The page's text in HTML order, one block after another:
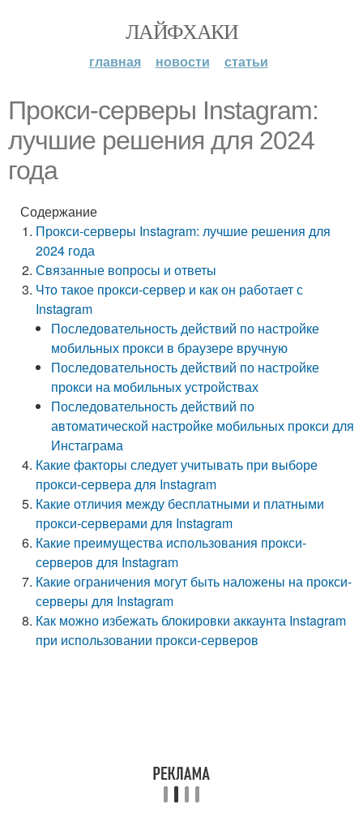
ЛАЙФХАКИ
главная новости статьи
Прокси-серверы Instagram:
лучшие решения для 2024
года
Содержание
Прокси-серверы Instagram: лучшие решения для
2024 года
Связанные вопросы и ответы
Что такое прокси-сервер и как он работает с
Instagram
Последовательность действий по настройке
мобильных прокси в браузере вручную
Последовательность действий по настройке
прокси на мобильных устройствах
Последовательность действий по
автоматической настройке мобильных прокси для
Инстаграма
Какие факторы следует учитывать при выборе
прокси-сервера для Instagram
Какие отличия между бесплатными и платными
прокси-серверами для Instagram
Какие преимущества использования прокси-
серверов для Instagram
Какие ограничения могут быть наложены на прокси-
серверы для Instagram
Как можно избежать блокировки аккаунта Instagram
при использовании прокси-серверов